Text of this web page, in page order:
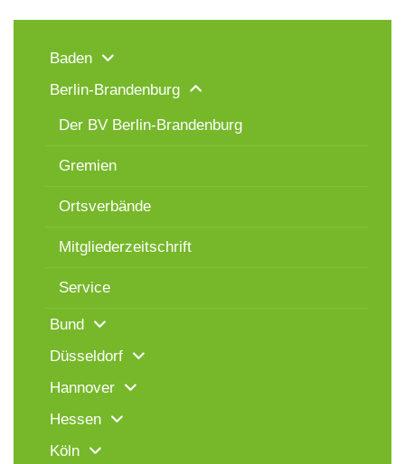
Baden
Berlin-Brandenburg
Der BV Berlin-Brandenburg
Gremien
Ortsverbände
Mitgliederzeitschrift
Service
Bund
Düsseldorf
Hannover
Hessen
Köln